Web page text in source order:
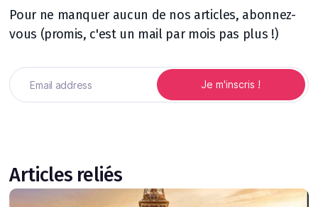
Pour ne manquer aucun de nos articles, abonnez-
vous (promis, c'est un mail par mois pas plus !)
Articles reliés